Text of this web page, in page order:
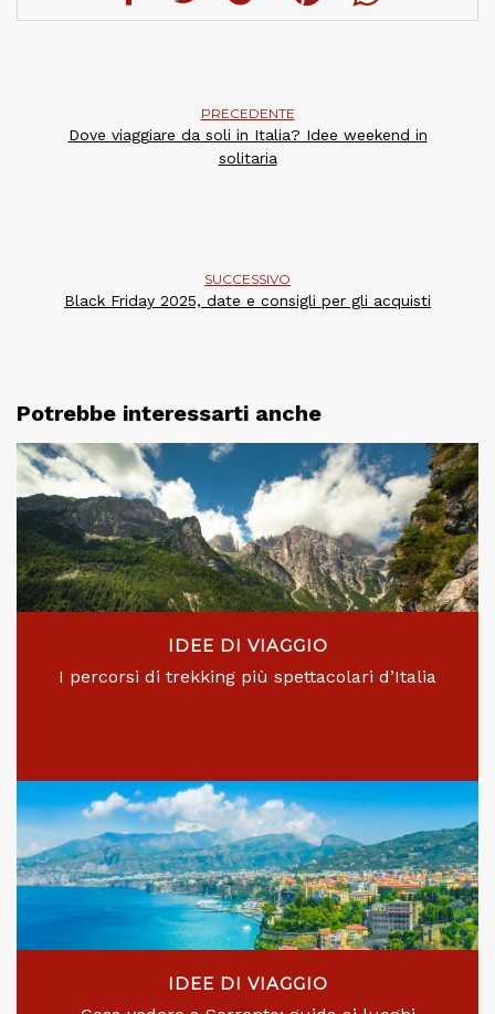
PRECEDENTE
Dove viaggiare da soli in Italia? Idee weekend in
solitaria
SUCCESSIVO
Black Friday 2025, date e consigli per gli acquisti
Potrebbe interessarti anche
IDEE DI VIAGGIO
I percorsi di trekking più spettacolari d’Italia
IDEE DI VIAGGIO